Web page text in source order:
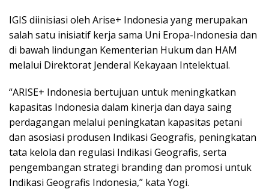
IGIS diinisiasi oleh Arise+ Indonesia yang merupakan
salah satu inisiatif kerja sama Uni Eropa-Indonesia dan
di bawah lindungan Kementerian Hukum dan HAM
melalui Direktorat Jenderal Kekayaan Intelektual.
“ARISE+ Indonesia bertujuan untuk meningkatkan
kapasitas Indonesia dalam kinerja dan daya saing
perdagangan melalui peningkatan kapasitas petani
dan asosiasi produsen Indikasi Geografis, peningkatan
tata kelola dan regulasi Indikasi Geografis, serta
pengembangan strategi branding dan promosi untuk
Indikasi Geografis Indonesia,” kata Yogi.